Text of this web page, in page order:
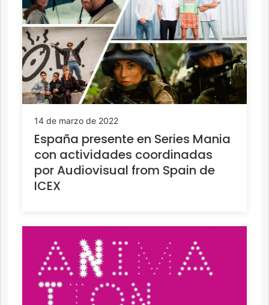
14 de marzo de 2022
España presente en Series Mania
con actividades coordinadas
por Audiovisual from Spain de
ICEX